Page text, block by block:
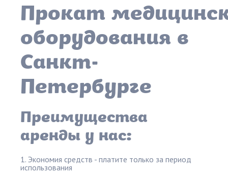
Прокат
оборудования в
Санкт-
Петербурге
Преимущества
аренды у нас:
Экономия средств - платите только за период
использования